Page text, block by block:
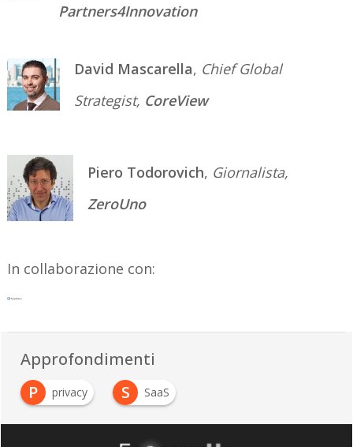
Partners4Innovation
David Mascarella, Chief Global
Strategist, CoreView
Piero Todorovich, Giornalista,
ZeroUno
In collaborazione con:
Approfondimenti
P
privacy S SaaS